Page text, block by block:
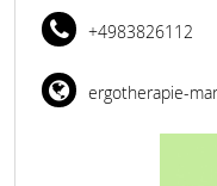
+4983826112
ergotherapie-